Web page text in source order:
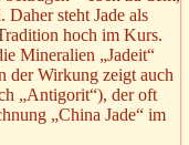
steht Jade als
hoch im Kurs.
Mineralien „Jadeit“
der Wirkung zeigt auch
„Antigorit“), der oft
„China Jade“ im